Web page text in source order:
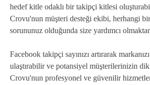
hedef kitle odaklı bir takipçi kitlesi
Crovu'nun müşteri desteği ekibi, herhangi
sorununuz olduğunda size yardımcı
Facebook takipçi sayınızı artırarak
ulaştırabilir ve potansiyel müşterilerinizin
Crovu'nun profesyonel ve güvenilir